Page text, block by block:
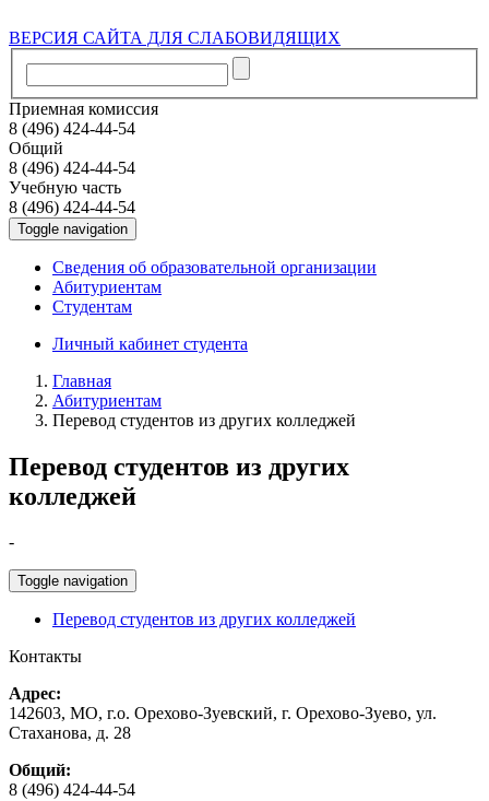
ВЕРСИЯ САЙТА ДЛЯ СЛАБОВИДЯЩИХ
Приемная комиссия
8 (496) 424-44-54
Общий
8 (496) 424-44-54
Учебную часть
8 (496) 424-44-54
Toggle navigation
Сведения об образовательной организации
Абитуриентам
Студентам
Личный кабинет студента
Главная
Абитуриентам
Перевод студентов из других колледжей
Перевод студентов из других
колледжей
-
Toggle navigation
Перевод студентов из других колледжей
Контакты
Адрес:
142603, МО, г.о. Орехово-Зуевский, г. Орехово-Зуево, ул.
Стаханова, д. 28
Общий:
8 (496) 424-44-54